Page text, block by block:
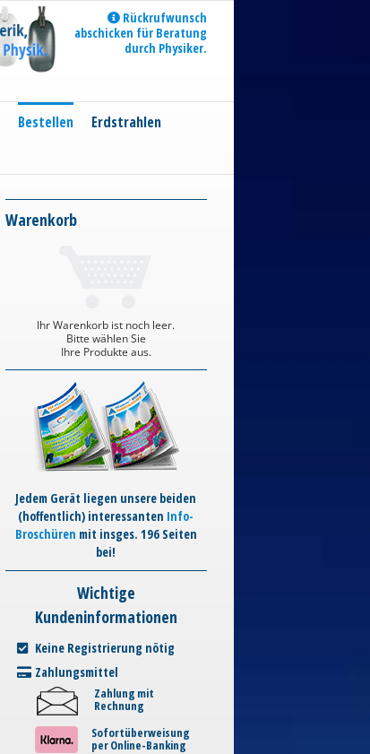
Rückrufwunsch
abschicken für Beratung
durch Physiker.
Bestellen
Erdstrahlen
Warenkorb
Ihr Warenkorb ist noch leer.
Bitte wählen Sie
Ihre Produkte aus.
Jedem Gerät liegen unsere beiden
(hoffentlich) interessanten Info-
Broschüren mit insges. 196 Seiten
bei!
Wichtige
Kundeninformationen
Keine Registrierung nötig
Zahlungsmittel
Zahlung mit
Rechnung
Sofortüberweisung
per Online-Banking